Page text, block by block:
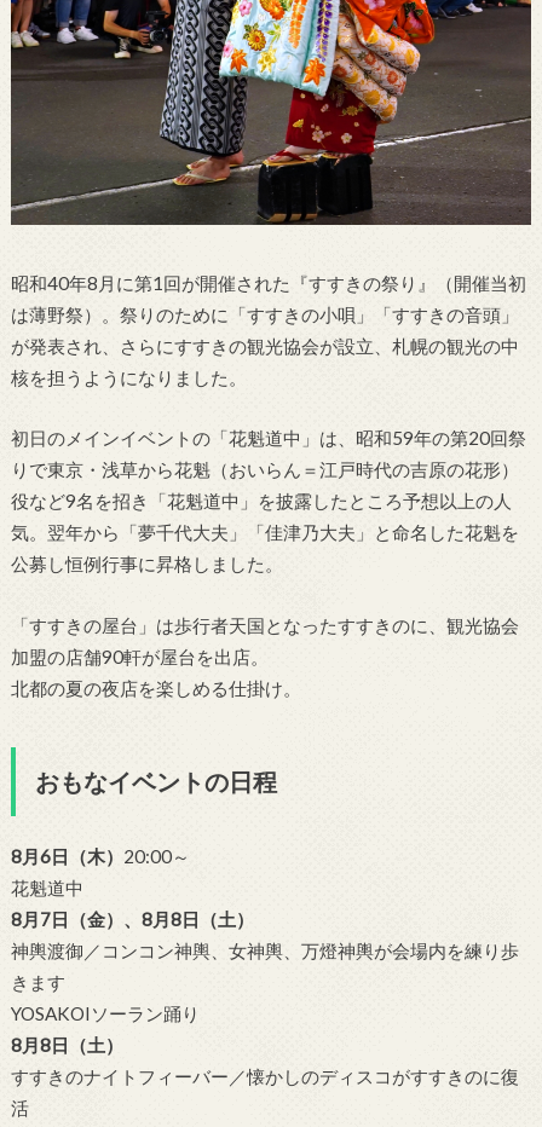
昭和40年8月に第1回が開催された『すすきの祭り』（開催当初
は薄野祭）。祭りのために「すすきの小唄」「すすきの音頭」
が発表され、さらにすすきの観光協会が設立、札幌の観光の中
核を担うようになりました。
初日のメインイベントの「花魁道中」は、昭和59年の第20回祭
りで東京・浅草から花魁（おいらん＝江戸時代の吉原の花形）
役など9名を招き「花魁道中」を披露したところ予想以上の人
気。翌年から「夢千代大夫」「佳津乃大夫」と命名した花魁を
公募し恒例行事に昇格しました。
「すすきの屋台」は歩行者天国となったすすきのに、観光協会
加盟の店舗90軒が屋台を出店。
北都の夏の夜店を楽しめる仕掛け。
おもなイベントの日程
8月6日（木） 20:00～
花魁道中
8月7日（金）、8月8日（土）
神輿渡御／コンコン神輿、女神輿、万燈神輿が会場内を練り歩
きます
YOSAKOIソーラン踊り
8月8日（土）
すすきのナイトフィーバー／懐かしのディスコがすすきのに復
活